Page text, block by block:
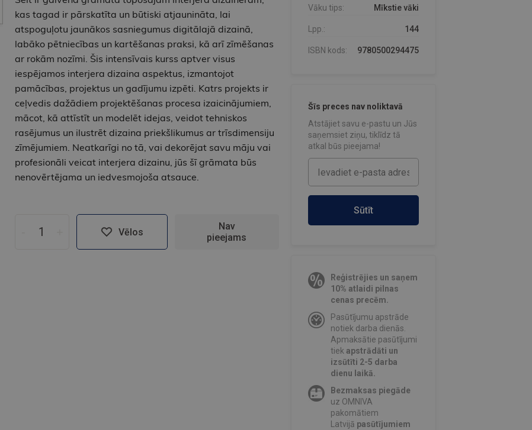
kas tagad ir pārskatīta un būtiski atjaunināta, lai
atspoguļotu jaunākos sasniegumus digitālajā dizainā,
labāko pētniecības un kartēšanas praksi, kā arī zīmēšanas
ar rokām nozīmi. Šis intensīvais kurss aptver visus
iespējamos interjera dizaina aspektus, izmantojot
pamācības, projektus un gadījumu izpēti. Katrs projekts ir
ceļvedis dažādiem projektēšanas procesa izaicinājumiem,
mācot, kā attīstīt un modelēt idejas, veidot tehniskos
rasējumus un ilustrēt dizaina priekšlikumus ar trīsdimensiju
zīmējumiem. Neatkarīgi no tā, vai dekorējat savu māju vai
profesionāli veicat interjera dizainu, jūs šī grāmata būs
nenovērtējama un iedvesmojoša atsauce.
Vēlos
Nav
pieejams
Vāku tips: Mīkstie vāki
Lpp.: 144
ISBN kods: 9780500294475
Šīs preces nav noliktavā
Atstājiet savu e-pastu un Jūs
saņemsiet ziņu, tiklīdz tā
atkal būs pieejama!
Sūtīt
Reģistrējies un saņem
10% atlaidi pilnas
cenas precēm.
Pasūtījumu apstrāde
notiek darba dienās.
Apmaksātie pasūtījumi
tiekapstrādāti un
izsūtīti 2-5 darba
dienu laikā.
Bezmaksas piegāde
uz OMNIVA
pakomātiem
Latvijā pasūtījumiem